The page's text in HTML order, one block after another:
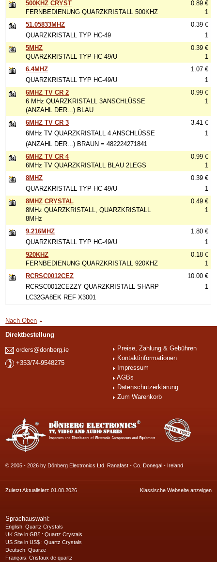
500KHZ CRYST
FERNBEDIENUNG QUARZKRISTALL 500KHZ
0.89 €
1
51.05833MHZ
QUARZKRISTALL TYP HC-49
0.39 €
1
5MHZ
QUARZKRISTALL TYP HC-49/U
0.39 €
1
6.4MHZ
QUARZKRISTALL TYP HC-49/U
1.07 €
1
6MHZ TV CR 2
6 MHz QUARZKRISTALL 3ANSCHLÜSSE
(ANZAHL DER...) BLAU
0.99 €
1
6MHZ TV CR 3
6MHz TV QUARZKRISTALL 4 ANSCHLÜSSE
(ANZAHL DER...) BRAUN = 482224271841
3.41 €
1
6MHZ TV CR 4
6MHz TV QUARZKRISTALL BLAU 2LEGS
0.99 €
1
8MHZ
QUARZKRISTALL TYP HC-49/U
0.39 €
1
8MHZ CRYSTAL
8MHz QUARZKRISTALL, QUARZKRISTALL
8MHz
0.49 €
1
9.216MHZ
QUARZKRISTALL TYP HC-49/U
1.80 €
1
920KHZ
FERNBEDIENUNG QUARZKRISTALL 920KHZ
0.18 €
1
RCRSC0012CEZ
RCRSC0012CEZZY QUARZKRISTALL SHARP
LC32GA8EK REF X3001
10.00 €
1
Nach Oben
Direktbestellung
orders@donberg.ie
+353/74-9548275
Preise, Zahlung & Gebühren
Kontaktinformationen
Impressum
AGBs
Datenschutzerklärung
Zum Warenkorb
© 2005 - 2026 by Dönberg Electronics Ltd. Ranafast - Co. Donegal - Ireland
Zuletzt Aktualisiert: 01.08.2026 Klassische Webseite anzeigen
Sprachauswahl:
English: Quartz Crystals
UK Site in GB£ : Quartz Crystals
US Site in US$ : Quartz Crystals
Deutsch: Quarze
Français: Cristaux de quartz